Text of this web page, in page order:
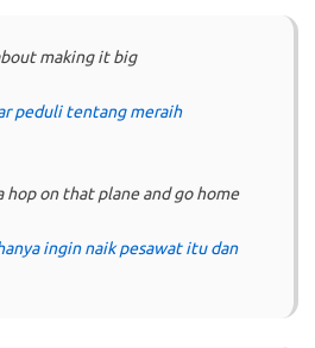
making it big
peduli tentang meraih
hop on that plane and go home
ingin naik pesawat itu dan